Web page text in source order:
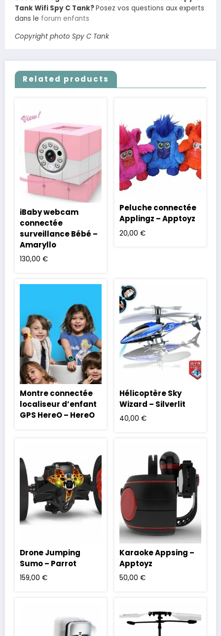
Tank Wifi Spy C Tank?Posez vos questions aux experts
dans le forum enfants
Copyright photo Spy C Tank
Related products
iBaby webcam
connectée
surveillance Bébé –
Amaryllo
130,00 €
Peluche connectée
Applingz – Apptoyz
20,00 €
Montre connectée
localiseur d’enfant
GPS HereO – HereO
Hélicoptère Sky
Wizard – Silverlit
40,00 €
Drone Jumping
Sumo – Parrot
159,00 €
Karaoke Appsing –
Apptoyz
50,00 €